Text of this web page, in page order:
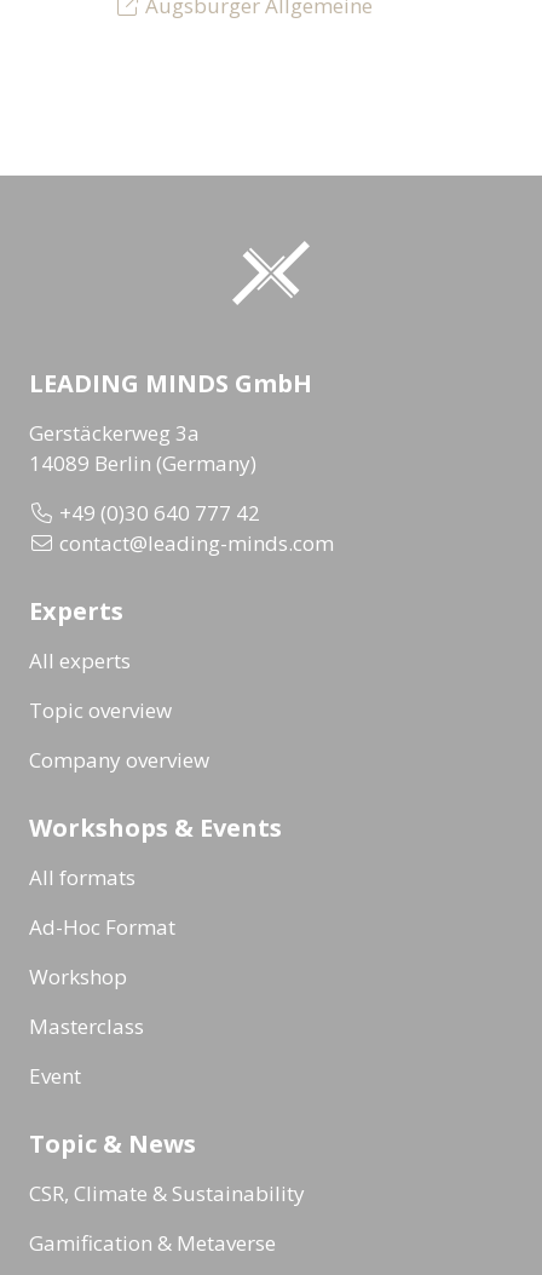
LEADING MINDS GmbH
Gerstäckerweg 3a
14089 Berlin (Germany)
+49 (0)30 640 777 42
contact@leading-minds.com
Experts
All experts
Topic overview
Company overview
Workshops & Events
All formats
Ad-Hoc Format
Workshop
Masterclass
Event
Topic & News
CSR, Climate & Sustainability
Gamification & Metaverse